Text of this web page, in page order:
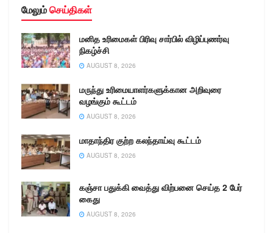
மேலும்செய்திகள்
மனித உரிமைகள் பிரிவு சார்பில் விழிப்புணர்வு
நிகழ்ச்சி
AUGUST 8, 2026
மருந்து உரிமையாளர்களுக்கான அறிவுரை
வழங்கும் கூட்டம்
AUGUST 8, 2026
மாதாந்திர குற்ற கலந்தாய்வு கூட்டம்
AUGUST 8, 2026
கஞ்சா பதுக்கி வைத்து விற்பனை செய்த 2 பேர்
கைது
AUGUST 8, 2026